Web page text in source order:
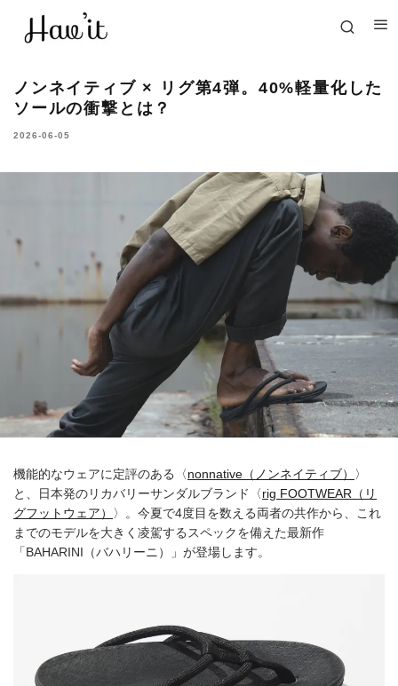
ノンネイティブ × リグ第4弾。40%軽量化した
ソールの衝撃とは？
2026-06-05
機能的なウェアに定評のある〈nonnative（ノンネイティブ）
〉
と、日本発のリカバリーサンダルブランド〈rig FOOTWEAR（リ
グフットウェア）
〉。今夏で4度目を数える両者の共作から、これ
までのモデルを大きく凌駕するスペックを備えた最新作
「BAHARINI（バハリーニ）」が登場します。